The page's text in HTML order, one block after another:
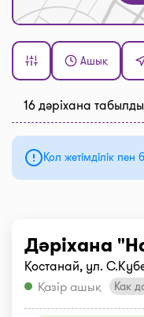
Ашық
16 дәріхана табылды
Қол жетімділік
Дәріхана
Қостанай, ул.
Қазір ашық
Как